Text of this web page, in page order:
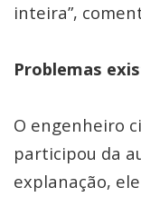
inteira”,
Problemas
O engenheiro
participou da
explanação,